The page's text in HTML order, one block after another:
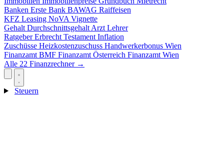
Banken Erste Bank BAWAG Raiffeisen
KFZ Leasing NoVA Vignette
Gehalt Durchschnittsgehalt Arzt Lehrer
RatgeberErbrecht Testament Inflation
Zuschüsse Heizkostenzuschuss Handwerkerbonus Wien
Finanzamt BMF Finanzamt Österreich Finanzamt Wien
Alle 22 Finanzrechner →
Steuern